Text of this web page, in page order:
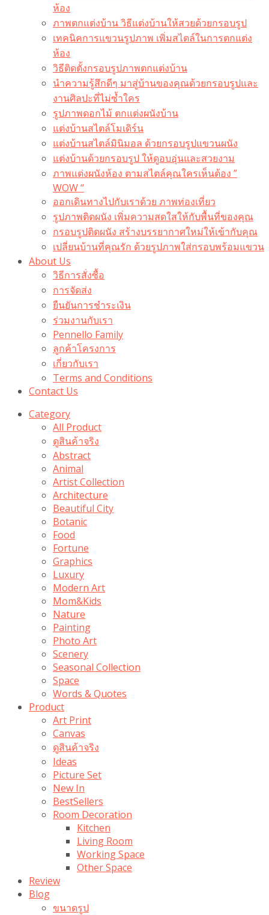
ห้อง
ภาพตกแต่งบ้าน วิธีแต่งบ้านให้สวยด้วยกรอบรูป
เทคนิคการแขวนรูปภาพ เพิ่มสไตล์ในการตกแต่ง
ห้อง
วิธีติดตั้งกรอบรูปภาพตกแต่งบ้าน
นำความรู้สึกดีๆ มาสู่บ้านของคุณด้วยกรอบรูปและ
งานศิลปะที่ไม่ซ้ำใคร
รูปภาพดอกไม้ ตกแต่งผนังบ้าน
แต่งบ้านสไตล์โมเดิร์น
แต่งบ้านสไตล์มินิมอล ด้วยกรอบรูปแขวนผนัง
แต่งบ้านด้วยกรอบรูป ให้ดูอบอุ่นและสวยงาม
ภาพแต่งผนังห้อง ตามสไตล์คุณใครเห็นต้อง ”
WOW “
ออกเดินทางไปกับเราด้วย ภาพท่องเที่ยว
รูปภาพติดผนัง เพิ่มความสดใสให้กับพื้นที่ของคุณ
กรอบรูปติดผนัง สร้างบรรยากาศใหม่ให้เข้ากับคุณ
เปลี่ยนบ้านที่คุณรัก ด้วยรูปภาพใส่กรอบพร้อมแขวน​
About Us
วิธีการสั่งซื้อ
การจัดส่ง
ยืนยันการชำระเงิน
ร่วมงานกับเรา
Pennello Family
ลูกค้าโครงการ
เกี่ยวกับเรา
Terms and Conditions
Contact Us
Category
All Product
ดูสินค้าจริง
Abstract
Animal
Artist Collection
Architecture
Beautiful City
Botanic
Food
Fortune
Graphics
Luxury
Modern Art
Mom&Kids
Nature
Painting
Photo Art
Scenery
Seasonal Collection
Space
Words & Quotes
Product
Art Print
Canvas
ดูสินค้าจริง
Ideas
Picture Set
New In
BestSellers
Room Decoration
Kitchen
Living Room
Working Space
Other Space
Review
Blog
ขนาดรูป